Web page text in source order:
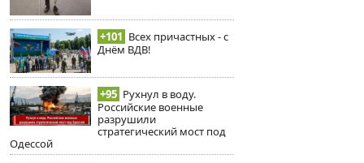
+101 Всех причастных - с
Днём ВДВ!
+95 Рухнул в воду.
Российские военные
разрушили
стратегический мост под
Одессой